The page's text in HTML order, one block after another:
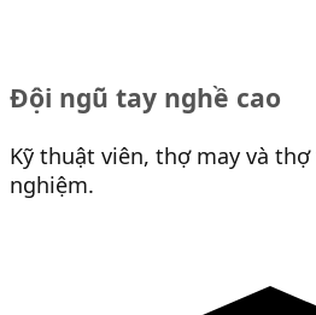
Đội ngũ tay nghề cao
Kỹ thuật viên, thợ may và
nghiệm.